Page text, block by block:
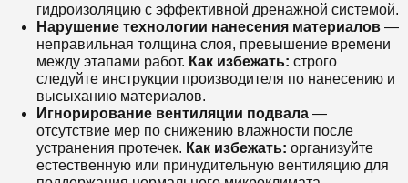
гидроизоляцию с эффективной дренажной системой.
Нарушение технологии нанесения материалов —
неправильная толщина слоя, превышение времени
между этапами работ. Как избежать: строго
следуйте инструкции производителя по нанесению и
высыханию материалов.
Игнорирование вентиляции подвала —
отсутствие мер по снижению влажности после
устранения протечек. Как избежать: организуйте
естественную или принудительную вентиляцию для